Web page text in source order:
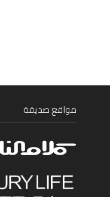
مواقع صديقة